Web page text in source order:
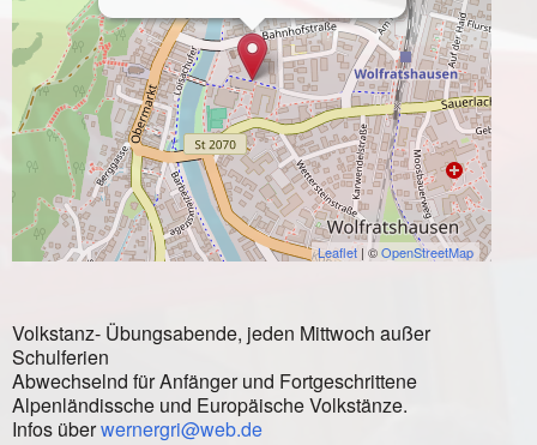
Leaflet | ©OpenStreetMap
Volkstanz- Übungsabende, jeden Mittwoch außer
Schulferien
Abwechselnd für Anfänger und Fortgeschrittene
Alpenländissche und Europäische Volkstänze.
Infos überwernergri@web.de